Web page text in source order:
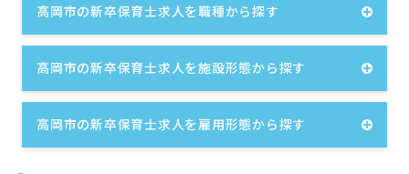
高岡市の新卒保育士求人を職種から探す
高岡市の新卒保育士求人を施設形態から探す
高岡市の新卒保育士求人を雇用形態から探す